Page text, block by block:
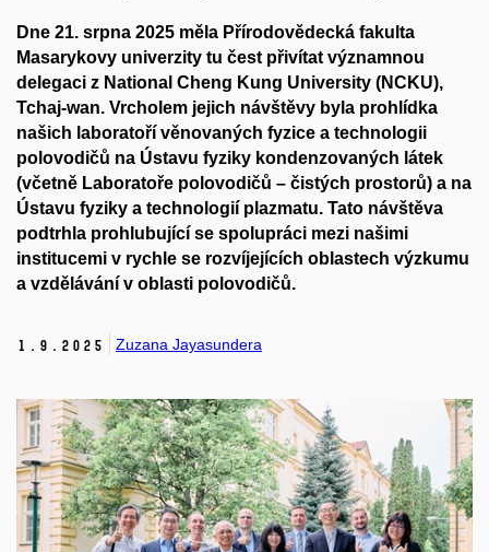
Dne 21. srpna 2025 měla Přírodovědecká fakulta
Masarykovy univerzity tu čest přivítat významnou
delegaci z National Cheng Kung University (NCKU),
Tchaj-wan. Vrcholem jejich návštěvy byla prohlídka
našich laboratoří věnovaných fyzice a technologii
polovodičů na Ústavu fyziky kondenzovaných látek
(včetně Laboratoře polovodičů – čistých prostorů) a na
Ústavu fyziky a technologií plazmatu. Tato návštěva
podtrhla prohlubující se spolupráci mezi našimi
institucemi v rychle se rozvíjejících oblastech výzkumu
a vzdělávání v oblasti polovodičů.
1. 9. 2025 Zuzana Jayasundera